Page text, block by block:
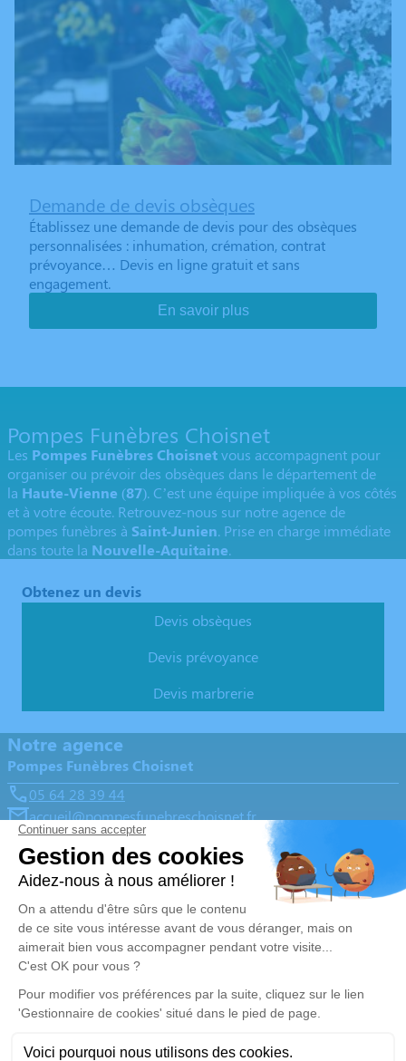
Demande de devis obsèques
Établissez une demande de devis pour des obsèques
personnalisées : inhumation, crémation, contrat
prévoyance… Devis en ligne gratuit et sans
engagement.
En savoir plus
Pompes Funèbres Choisnet
Les Pompes Funèbres Choisnetvous accompagnent pour
organiser ou prévoir des obsèques dans le département de
la Haute-Vienne (87). C’est une équipe impliquée à vos côtés
et à votre écoute. Retrouvez-nous sur notre agence de
pompes funèbres à Saint-Junien. Prise en charge immédiate
dans toute la Nouvelle-Aquitaine.
Obtenez un devis
Devis obsèques
Devis prévoyance
Devis marbrerie
Notre agence
Pompes Funèbres Choisnet
05 64 28 39 44
accueil@pompesfunebreschoisnet.fr
La Croix Blanche Saint-Junien, 6 rue Hortense Teillet -
87200 - Saint-Junien
4.9/5 - 189 avis
Nos Services
Organiser des obsèques
Monuments funéraires
Services aux familles
Liens utiles
Avis de décès
Demande de rendez-vous en
Nos réseaux sociaux